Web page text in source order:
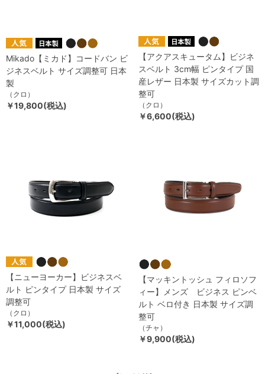
Mikado【ミカド】コードバン ビ
ジネスベルト サイズ調整可 日本
製
（クロ）
￥19,800(税込)
【アクアスキュータム】ビジネ
スベルト 3cm幅 ピンタイプ 国
産レザー 日本製 サイズカット調
整可
（クロ）
￥6,600(税込)
【ニューヨーカー】ビジネスベ
ルト ピンタイプ 日本製 サイズ
調整可
（クロ）
￥11,000(税込)
【マッキントッシュ フィロソフ
ィー】メンズ ビジネス ピンベ
ルト ベロ付き 日本製 サイズ調
整可
（チャ）
￥9,900(税込)